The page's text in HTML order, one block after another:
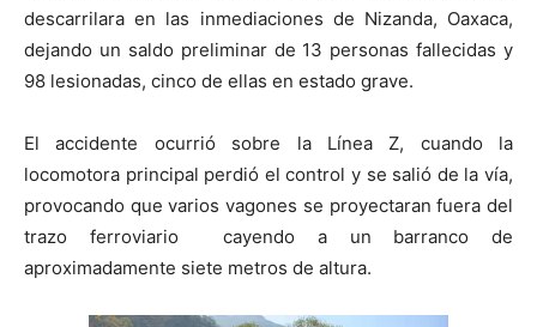
descarrilara en las inmediaciones de Nizanda, Oaxaca,
dejando un saldo preliminar de 13 personas fallecidas y
98 lesionadas, cinco de ellas en estado grave.
El accidente ocurrió sobre la Línea Z, cuando la
locomotora principal perdió el control y se salió de la vía,
provocando que varios vagones se proyectaran fuera del
trazo ferroviario cayendo a un barranco de
aproximadamente siete metros de altura.